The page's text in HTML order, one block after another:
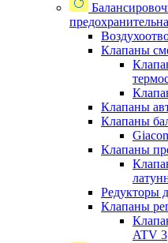
Клапаны
Клапаны
Клапаны
Клапаны
Редукторы
Клапаны
ATV 3